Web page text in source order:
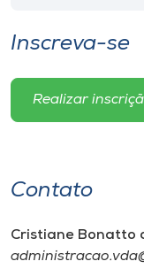
Inscreva-se
Realizar
Contato
Cristiane Bonatto